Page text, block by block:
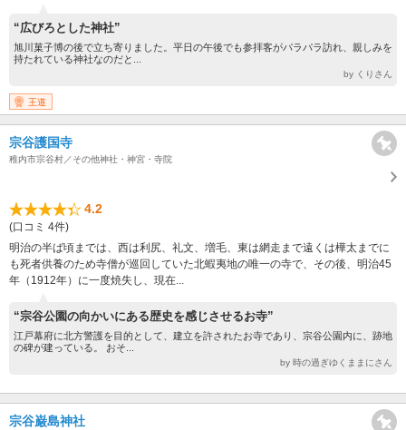
“広びろとした神社”
旭川菓子博の後で立ち寄りました。平日の午後でも参拝客がパラパラ訪れ、親しみを
持たれている神社なのだと...
by くりさん
王道
宗谷護国寺
稚内市宗谷村／その他神社・神宮・寺院
4.2
(口コミ 4件)
明治の半ば頃までは、西は利尻、礼文、増毛、東は網走まで遠くは樺太までに
も死者供養のため寺僧が巡回していた北蝦夷地の唯一の寺で、その後、明治45
年（1912年）に一度焼失し、現在...
“宗谷公園の向かいにある歴史を感じさせるお寺”
江戸幕府に北方警護を目的として、建立を許されたお寺であり、宗谷公園内に、跡地
の碑が建っている。 おそ...
by 時の過ぎゆくままにさん
宗谷巌島神社